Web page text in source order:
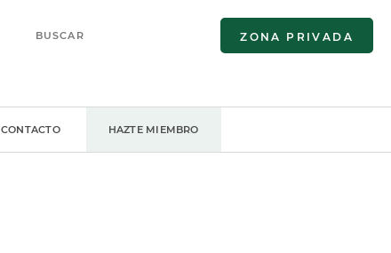
ZONA PRIVADA
CONTACTO HAZTE MIEMBRO